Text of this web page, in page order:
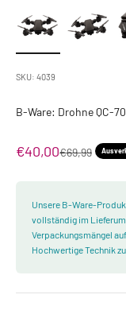
SKU: 4039
B-Ware: Drohne QC-
Angebot
€40,00Regulärer
€69,99
Unsere B-Ware-
vollständig im
Verpackungsmängel
Hochwertige Technik